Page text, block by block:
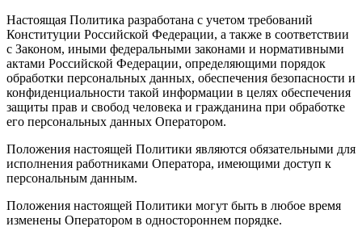
Настоящая Политика разработана с учетом требований
Конституции Российской Федерации, а также в соответствии
с Законом, иными федеральными законами и нормативными
актами Российской Федерации, определяющими порядок
обработки персональных данных, обеспечения безопасности и
конфиденциальности такой информации в целях обеспечения
защиты прав и свобод человека и гражданина при обработке
его персональных данных Оператором.
Положения настоящей Политики являются обязательными для
исполнения работниками Оператора, имеющими доступ к
персональным данным.
Положения настоящей Политики могут быть в любое время
изменены Оператором в одностороннем порядке.